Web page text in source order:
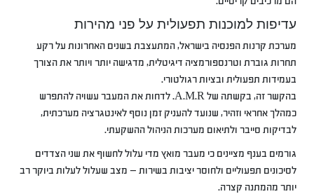
עדיפות למוכנות תפעולית על פני מהירות
מערכת קרנות הפנסיה בישראל, המתעצבת בשנים האחרונות על רקע
תחרות גוברת וטרנספורמציה דיגיטלית, מדגישה יותר ויותר את הצורך
בעמידות תפעולית ובציות רגולטורי.
בהקשר זה, בקשתה של A.M.R. לדחות את המעבר עשויה להתפרש
כמהלך אחראי וזהיר, שנועד להעניק זמן נוסף לאינטגרציה מערכתית,
לבדיקות סייבר ולתיאום מערכות הניהול ההשקעתי.
גורמים בענף מציינים כי מעבר מואץ מדי עלול לחשוף את שני הצדדים
לסיכונים תפעוליים ולחוסר יציבות בשירות — מצב שעלול לעלות ביוקר רב
יותר מהמתנה קצרה.